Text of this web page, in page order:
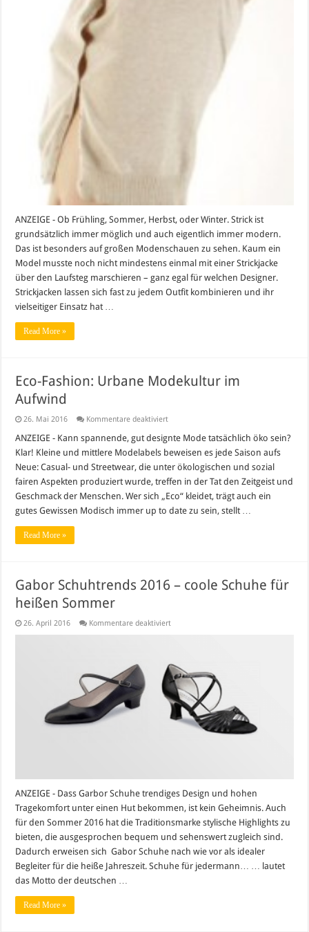
ANZEIGE - Ob Frühling, Sommer, Herbst, oder Winter. Strick ist
grundsätzlich immer möglich und auch eigentlich immer modern.
Das ist besonders auf großen Modenschauen zu sehen. Kaum ein
Model musste noch nicht mindestens einmal mit einer Strickjacke
über den Laufsteg marschieren – ganz egal für welchen Designer.
Strickjacken lassen sich fast zu jedem Outfit kombinieren und ihr
vielseitiger Einsatz hat …
Read More »
Eco-Fashion: Urbane Modekultur im
Aufwind
26. Mai 2016 Kommentare deaktiviertfür
Fashion:
Modekultur
im
Aufwind
ANZEIGE - Kann spannende, gut designte Mode tatsächlich öko sein?
Klar! Kleine und mittlere Modelabels beweisen es jede Saison aufs
Neue: Casual- und Streetwear, die unter ökologischen und sozial
fairen Aspekten produziert wurde, treffen in der Tat den Zeitgeist und
Geschmack der Menschen. Wer sich „Eco“ kleidet, trägt auch ein
gutes Gewissen Modisch immer up to date zu sein, stellt …
Read More »
Gabor Schuhtrends 2016 – coole Schuhe für
heißen Sommer
26. April 2016 Kommentare deaktiviertfür
coole
Schuhe
für
heißen
Sommer
ANZEIGE - Dass Garbor Schuhe trendiges Design und hohen
Tragekomfort unter einen Hut bekommen, ist kein Geheimnis. Auch
für den Sommer 2016 hat die Traditionsmarke stylische Highlights zu
bieten, die ausgesprochen bequem und sehenswert zugleich sind.
Dadurch erweisen sich Gabor Schuhe nach wie vor als idealer
Begleiter für die heiße Jahreszeit. Schuhe für jedermann… … lautet
das Motto der deutschen …
Read More »